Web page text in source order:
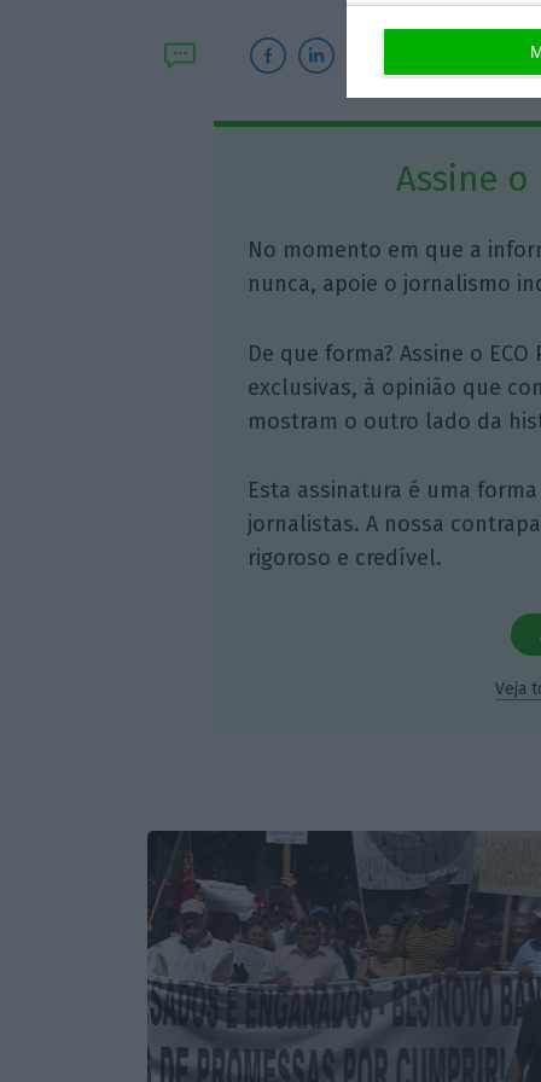
Assine o
No momento em que a
nunca, apoie o jornalismo
De que forma? Assine o
exclusivas, à opinião que
mostram o outro lado da
Esta assinatura é uma
jornalistas. A nossa
rigoroso e credível.
Veja